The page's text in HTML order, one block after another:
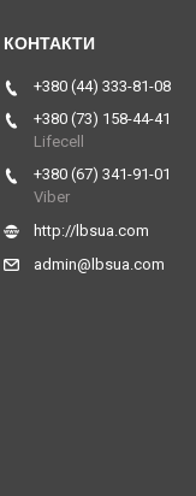
+380 (44) 333-81-08
+380 (73) 158-44-41
Lifecell
+380 (67) 341-91-01
Viber
http://lbsua.com
admin@lbsua.com